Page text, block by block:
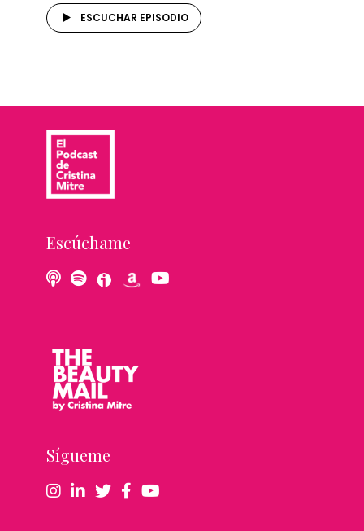
ESCUCHAR EPISODIO
Escúchame
Sígueme